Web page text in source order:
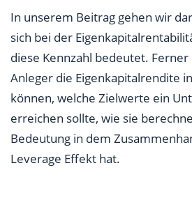
Einzelunternehmen?
In unserem Beitrag gehen wir
sich bei der
diese Kennzahl bedeutet.
Anleger die Eigenkapitalrendite
können, welche Zielwerte ein
erreichen sollte, wie sie
Bedeutung in dem
Leverage Effekt hat.